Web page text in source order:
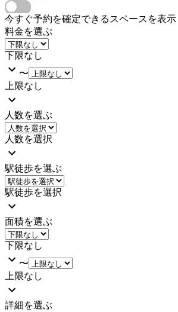
今すぐ予約を確定できるスペースを表示
料金を選ぶ
下限なし
〜
上限なし
人数を選ぶ
人数を選択
駅徒歩を選ぶ
駅徒歩を選択
面積を選ぶ
下限なし
〜
上限なし
詳細を選ぶ